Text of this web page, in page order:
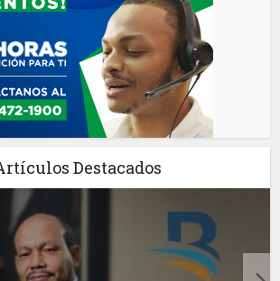
Destacados